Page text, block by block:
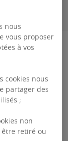
de
un
Le
nous
vous proposer
à vos
cookies nous
partager des
;
non
retiré ou